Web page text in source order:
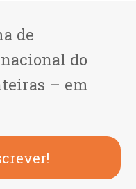
de
do
– em